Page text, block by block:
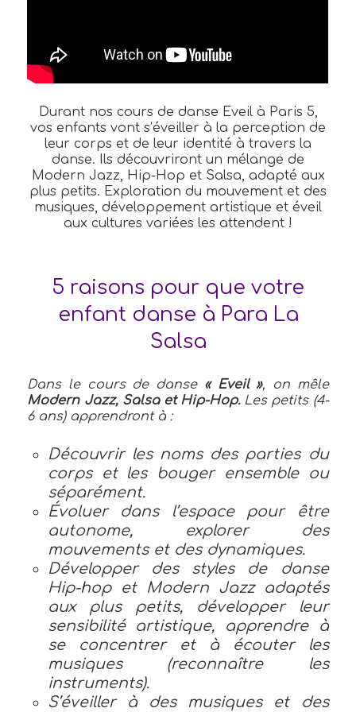
Durant nos cours de danse Eveil à Paris 5,
vos enfants vont s’éveiller à la perception de
leur corps et de leur identité à travers la
danse. Ils découvriront un mélange de
Modern Jazz, Hip-Hop et Salsa, adapté aux
plus petits. Exploration du mouvement et des
musiques, développement artistique et éveil
aux cultures variées les attendent !
5 raisons pour que votre
enfant danse à Para La
Salsa
Dans le cours de danse « Eveil », on mêle
Modern Jazz, Salsa et Hip-Hop. Les petits (4-
6 ans) apprendront à :
Découvrir les noms des parties du
corps et les bouger ensemble ou
séparément.
Évoluer dans l’espace pour être
autonome,
explorer des
mouvements et des dynamiques.
Développer des styles de danse
Hip-hop et Modern Jazz adaptés
aux plus petits, développer leur
sensibilité artistique, apprendre à
se concentrer et à écouter les
musiques (reconnaître les
instruments).
S’éveiller à des musiques et des